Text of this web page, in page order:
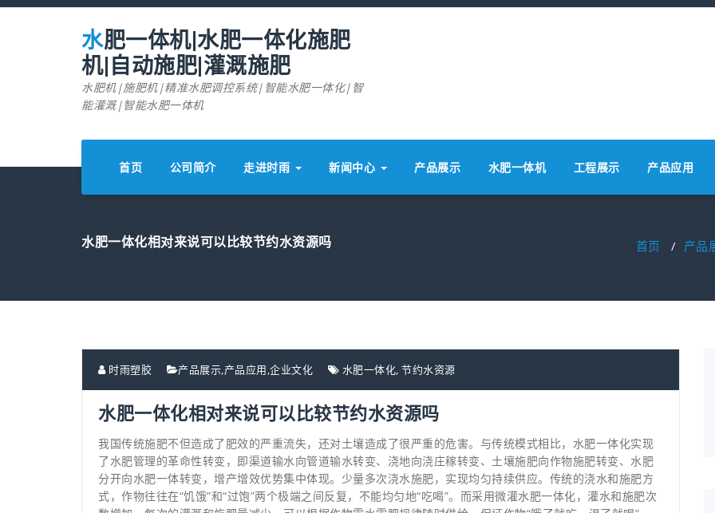
跳
水肥一体机|水肥一体化施肥
机|自动施肥|灌溉施肥
水肥机|施肥机|精准水肥调控系统|智能水肥一体化|智
能灌溉|智能水肥一体机
首页 公司简介 走进时雨 新闻中心 产品展示 水肥一体机 工程展示 产品应用
水肥一体化相对来说可以比较节约水资源吗 首页 / 产品
时雨塑胶 产品展示,产品应用,企业文化 水肥一体化, 节约水资源
水肥一体化相对来说可以比较节约水资源吗
我国传统施肥不但造成了肥效的严重流失，还对土壤造成了很严重的危害。与传统模式相比，水肥一体化实现
了水肥管理的革命性转变，即渠道输水向管道输水转变、浇地向浇庄稼转变、土壤施肥向作物施肥转变、水肥
分开向水肥一体转变，增产增效优势集中体现。少量多次浇水施肥，实现均匀持续供应。传统的浇水和施肥方
式，作物往往在“饥饿”和“过饱”两个极端之间反复，不能均匀地“吃喝”。而采用微灌水肥一体化，灌水和施肥次